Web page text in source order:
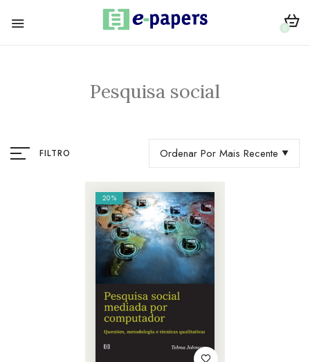
0
Pesquisa social
FILTRO Ordenar Por Mais Recente
20%